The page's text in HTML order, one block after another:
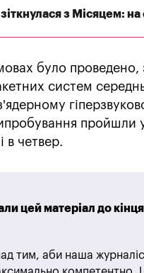
з Місяцем:
було проведено,
систем
пройшли
в четвер.
цей матеріал до кінця
тим, аби наша